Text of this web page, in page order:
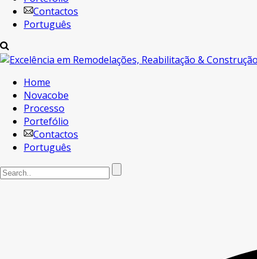
Contactos
Português
Home
Novacobe
Processo
Portefólio
Contactos
Português